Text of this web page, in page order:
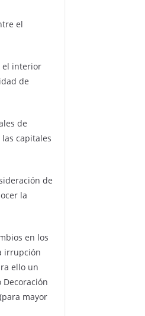
el
el interior
de
de
capitales
de
la
en los
irrupción
ello un
mayor